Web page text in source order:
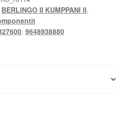
BERLINGO II KUMPPANI II,
, 9648938880